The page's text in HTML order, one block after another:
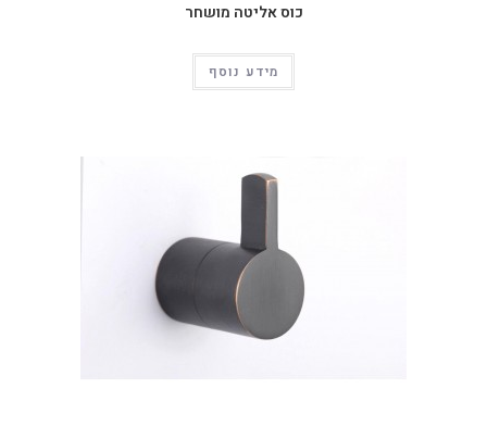
כוס אליטה מושחר
מידע נוסף